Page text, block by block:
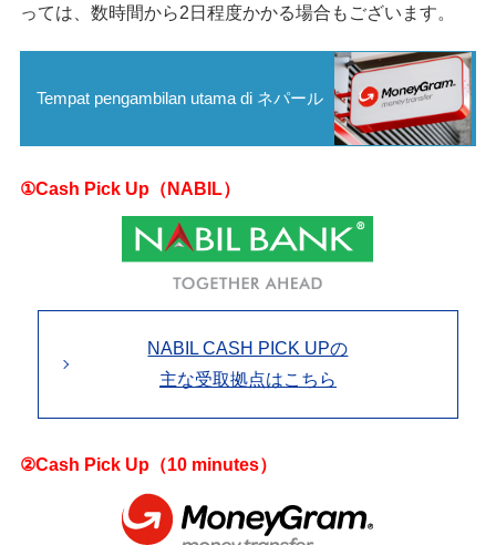
っては、数時間から2日程度かかる場合もございます。
Tempat pengambilan utama di ネパール
①Cash Pick Up（NABIL）
NABIL CASH PICK UPの
主な受取拠点はこちら
②Cash Pick Up（10 minutes）